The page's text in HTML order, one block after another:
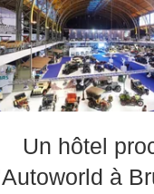
Un hôtel
à